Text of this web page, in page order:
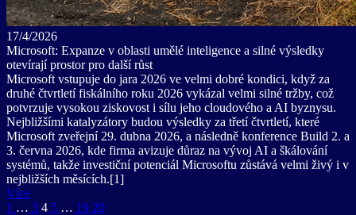
17/4/2026
Microsoft: Expanze v oblasti umělé inteligence a silné výsledky
otevírají prostor pro další růst
Microsoft vstupuje do jara 2026 ve velmi dobré kondici, když za
druhé čtvrtletí fiskálního roku 2026 vykázal velmi silné tržby, což
potvrzuje vysokou ziskovost i sílu jeho cloudového a AI byznysu.
Nejbližšími katalyzátory budou výsledky za třetí čtvrtletí, které
Microsoft zveřejní 29. dubna 2026, a následně konference Build 2. a
3. června 2026, kde firma avizuje důraz na vývoj AI a škálování
systémů, takže investiční potenciál Microsoftu zůstává velmi živý i v
nejbližších měsících.[1]
Více
1 … 3 4 5 … 19 20